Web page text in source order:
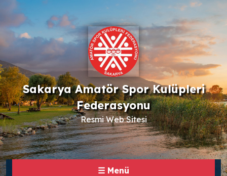
Sakarya Amatör Spor Kulüpleri
Federasyonu
Resmi Web Sitesi
☰ Menü